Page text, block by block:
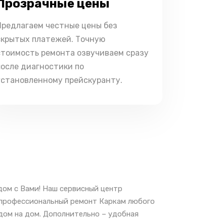
цены
честные цены без
платежей. Точную
ремонта озвучиваем сразу
диагностики по
прейскуранту.
с Вами! Наш сервисный центр
ремонт Каркам любого
на дом. Дополнительно – удобная